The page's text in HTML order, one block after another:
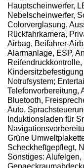
Hauptscheinwerfer,
Nebelscheinwerfer,
Colorverglasung,
Rückfahrkamera,
Airbag, Beifahrer-
Alarmanlage, ESP,
Notrufsystem;
Telefonvorbereitung,
Bluetooth,
Auto,
Induktionsladen für
Grüne
Scheckheftgepflegt,
Sonstiges: Alufelgen,